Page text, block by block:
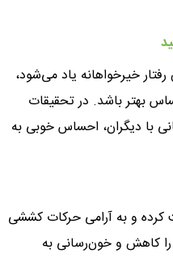
خیرخواهانه یاد می‌شود،
بهتر باشد. در تحقیقات
دیگران، احساس خوبی به
کرده و به‌ آرامی حرکات کششی
کاهش و خون‌رسانی به